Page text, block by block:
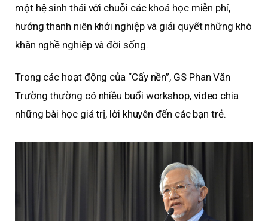
một hệ sinh thái với chuỗi các khoá học miễn phí,
hướng thanh niên khởi nghiệp và giải quyết những khó
khăn nghề nghiệp và đời sống.
Trong các hoạt động của “Cấy nền”, GS Phan Văn
Trường thường có nhiều buổi workshop, video chia
những bài học giá trị, lời khuyên đến các bạn trẻ.